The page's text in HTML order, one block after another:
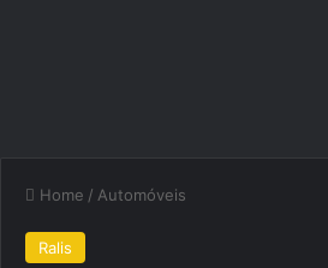
Home / Automóveis
Ralis